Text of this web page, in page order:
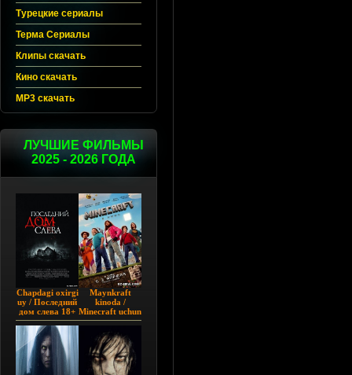
Турецкие сериалы
Терма Сериалы
Клипы скачать
Кино скачать
MP3 скачать
ЛУЧШИЕ ФИЛЬМЫ
2025 - 2026 ГОДА
Chapdagi oxirgi
uy / Последний
дом слева 18+
(2009)
Maynkraft
kinoda /
Minecraft uchun
film / Maygiraft
2025 AQSH
filmi